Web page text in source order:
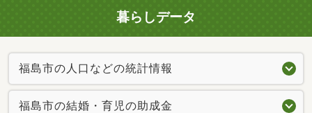
暮らしデータ
福島市の人口などの統計情報
福島市の結婚・育児の助成金